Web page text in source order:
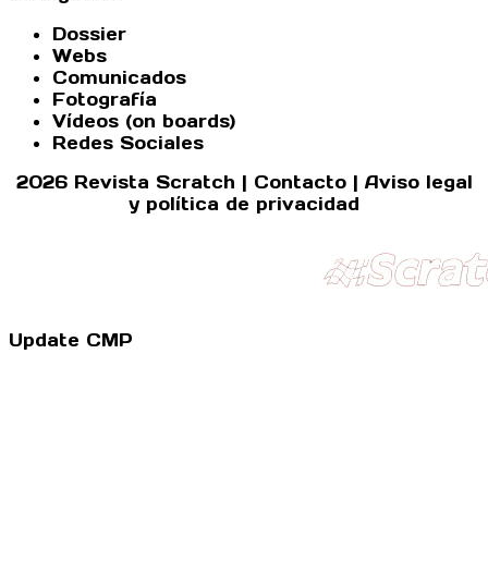
Dossier
Webs
Comunicados
Fotografía
Vídeos (on boards)
Redes Sociales
2026 Revista Scratch | Contacto| Aviso legal
y política de privacidad
Update CMP